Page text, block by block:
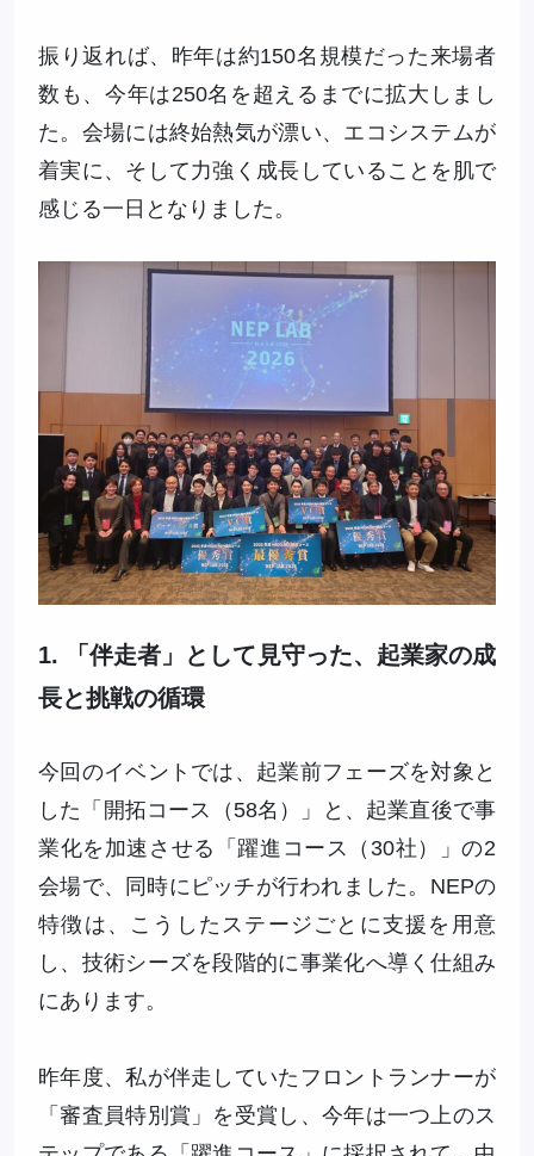
振り返れば、昨年は約150名規模だった来場者
数も、今年は250名を超えるまでに拡大しまし
た。会場には終始熱気が漂い、エコシステムが
着実に、そして力強く成長していることを肌で
感じる一日となりました。
1. 「伴走者」として見守った、起業家の成
長と挑戦の循環
今回のイベントでは、起業前フェーズを対象と
した「開拓コース（58名）」と、起業直後で事
業化を加速させる「躍進コース（30社）」の2
会場で、同時にピッチが行われました。NEPの
特徴は、こうしたステージごとに支援を用意
し、技術シーズを段階的に事業化へ導く仕組み
にあります。
昨年度、私が伴走していたフロントランナーが
「審査員特別賞」を受賞し、今年は一つ上のス